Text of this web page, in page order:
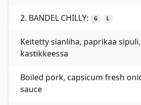
2. BANDEL CHILLY: G L
Keitetty sianliha, paprikaa
kastikkeessa
Boiled pork, capsicum fresh
sauce